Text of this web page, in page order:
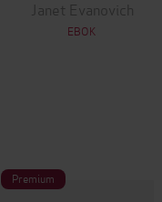
Janet Evanovich
EBOK
Premium